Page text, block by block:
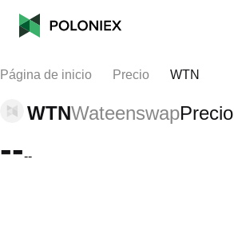
Página de inicio Precio WTN
WTNWateenswapPrecio
----